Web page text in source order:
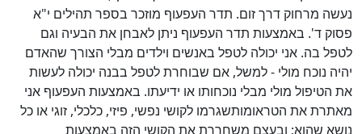
נעשה מרחוק דרך זום. תדר העפעוף מוזכר בספר תהילים י"א
פסוק ד'. באמצעות תדר העפעוף ניתן לאבחן את הבעיה וגם
לטפל בה. אני יכולה לטפל באנשים וילדים מבלי הצורך שהאדם
יהיה נוכח מולי - למשל, אם שבוחרת לטפל בבנה יכולה לעשות
את הטיפול מולי מבלי נוכחותו או ידיעתו. באמצעות העפעוף אני
מאתרת את הטראומותשגרמו לקושי נפשי, פיזי, כלכלי, זוגי או כל
נושא שהוא; ובעצם משחררת את הקושי הזה באמצעות